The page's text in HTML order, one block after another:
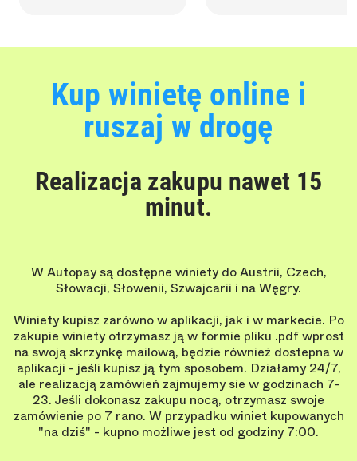
Kup winietę online i
ruszaj w drogę
Realizacja zakupu nawet 15
minut.
W Autopay są dostępne winiety do Austrii, Czech,
Słowacji, Słowenii, Szwajcarii i na Węgry.
Winiety kupisz zarówno w aplikacji, jak i w markecie. Po
zakupie winiety otrzymasz ją w formie pliku .pdf wprost
na swoją skrzynkę mailową, będzie również dostepna w
aplikacji - jeśli kupisz ją tym sposobem. Działamy 24/7,
ale realizacją zamówień zajmujemy sie w godzinach 7-
23. Jeśli dokonasz zakupu nocą, otrzymasz swoje
zamówienie po 7 rano. W przypadku winiet kupowanych
"na dziś" - kupno możliwe jest od godziny 7:00.